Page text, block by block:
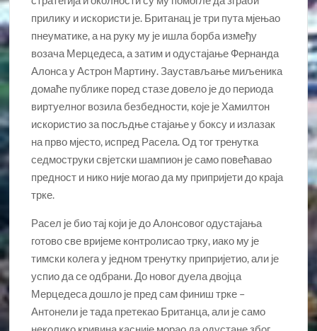
прилику и искористи је. Британац је три пута мјењао
пнеуматике, а на руку му је ишла борба између
возача Мерцедеса, а затим и одустајање Фернанда
Алонса у Астрон Мартину. Заустављање миљеника
домаће публике поред стазе довело је до периода
виртуелног возила безбедности, које је Хамилтон
искористио за посљдње стајање у боксу и излазак
на прво мјесто, испред Расела. Од тог тренутка
седмоструки свјетски шампион је само повећавао
предност и нико није могао да му припријети до краја
трке.
Расел је био тај који је до Алонсовог одустајања
готово све вријеме контролисао трку, иако му је
тимски колега у једном тренутку припријетио, али је
успио да се одбрани. До новог дуела двојца
Мерцедеса дошло је пред сам финиш трке –
Антонели је тада претекао Британца, али је само